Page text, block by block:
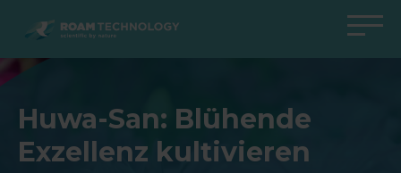
ROAM
TECHNOLOGY
Agro Solutions
Branchen
Livestock Solutions
Industrie
Industrial Applications
Anwendungen
Medical Support
Wissenszentrum
Huwa-San: Blühende
Exzellenz kultivieren